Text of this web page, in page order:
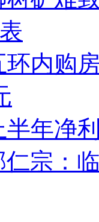
环内购
半年净
仁宗：